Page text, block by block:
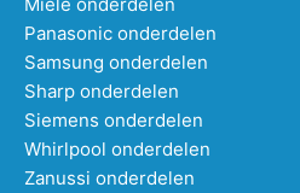
Miele onderdelen
Panasonic onderdelen
Samsung onderdelen
Sharp onderdelen
Siemens onderdelen
Whirlpool onderdelen
Zanussi onderdelen